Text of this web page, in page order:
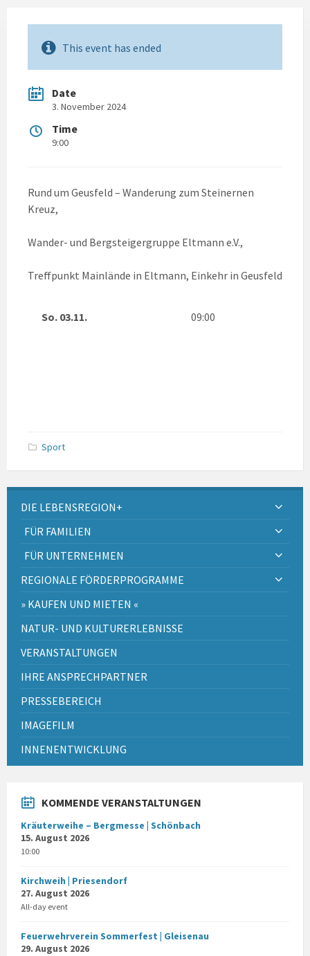
This event has ended
Date
3. November 2024
Time
9:00
Rund um Geusfeld – Wanderung zum Steinernen
Kreuz,
Wander- und Bergsteigergruppe Eltmann e.V.,
Treffpunkt Mainlände in Eltmann, Einkehr in Geusfeld
So. 03.11. 09:00
Sport
DIE LEBENSREGION+
FÜR FAMILIEN
FÜR UNTERNEHMEN
REGIONALE FÖRDERPROGRAMME
» KAUFEN UND MIETEN «
NATUR- UND KULTURERLEBNISSE
VERANSTALTUNGEN
IHRE ANSPRECHPARTNER
PRESSEBEREICH
IMAGEFILM
INNENENTWICKLUNG
KOMMENDE VERANSTALTUNGEN
Kräuterweihe – Bergmesse | Schönbach
15. August 2026
10:00
Kirchweih | Priesendorf
27. August 2026
All-day event
Feuerwehrverein Sommerfest | Gleisenau
29. August 2026